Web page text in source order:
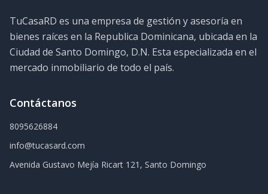
TuCasaRD es una empresa de gestión y asesoría en
bienes raíces en la Republica Dominicana, ubicada en la
Ciudad de Santo Domingo, D.N. Esta especializada en el
mercado inmobiliario de todo el país.
Contáctanos
8095626884
info@tucasard.com
Avenida Gustavo Mejía Ricart 121, Santo Domingo